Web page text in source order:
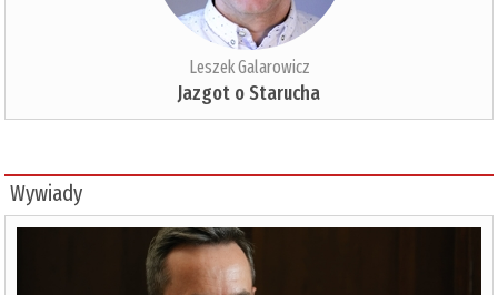
Leszek Galarowicz
Jazgot o Starucha
Wywiady